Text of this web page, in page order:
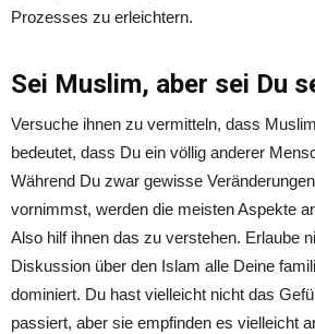
Prozesses zu erleichtern.
Sei Muslim, aber sei Du
Versuche ihnen zu vermitteln, dass
bedeutet, dass Du ein völlig anderer
Während Du zwar gewisse
vornimmst, werden die meisten Aspekte
Also hilf ihnen das zu verstehen. Erlaube
Diskussion über den Islam alle Deine
dominiert. Du hast vielleicht nicht das
passiert, aber sie empfinden es vielleicht